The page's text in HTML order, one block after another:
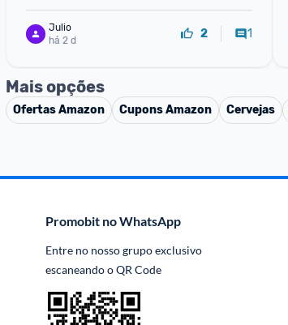
Julio
há 2 d
2 1
Mais opções
OfertasAmazon CuponsAmazon Cervejas
Promobit no WhatsApp
Entre no nosso grupo exclusivo
escaneando o QR Code